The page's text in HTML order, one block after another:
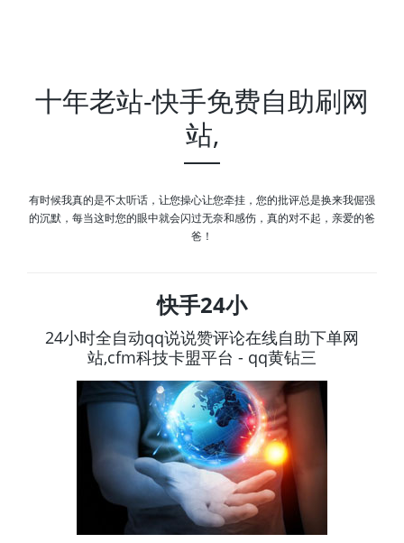
十年老站-快手免费自助刷网
站,
有时候我真的是不太听话，让您操心让您牵挂，您的批评总是换来我倔强
的沉默，每当这时您的眼中就会闪过无奈和感伤，真的对不起，亲爱的爸
爸！
快手24小
24小时全自动qq说说赞评论在线自助下单网
站,cfm科技卡盟平台 - qq黄钻三